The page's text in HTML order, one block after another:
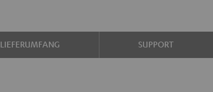
LIEFERUMFANG SUPPORT